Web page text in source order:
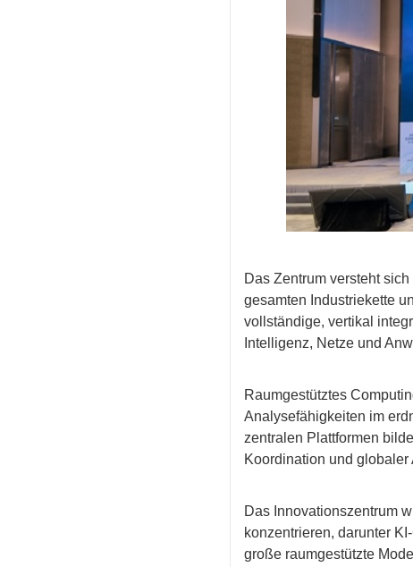
Das Zentrum versteht
gesamten Industriekette
vollständige, vertikal
Intelligenz, Netze und
Raumgestütztes
Analysefähigkeiten im
zentralen Plattformen
Koordination und
Das Innovationszentrum
konzentrieren, darunter
große raumgestützte